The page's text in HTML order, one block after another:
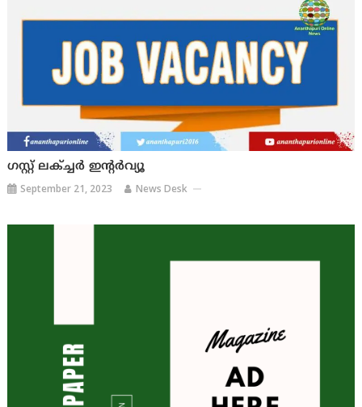
ഗസ്റ്റ് ലക്ച്ചര്‍ ഇന്റര്‍വ്യൂ
September 21, 2023 News Desk